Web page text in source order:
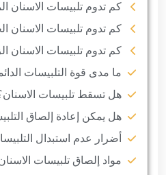
كم تدوم تلبيسات الاسنان
كم تدوم تلبيسات الاسنان
كم تدوم تلبيسات الاسنان
ما مدى قوة التلبيسات
هل تسقط تلبيسات
هل يمكن إعادة إلصاق
أضرار عدم استبدال
مواد إلصاق تلبيسات